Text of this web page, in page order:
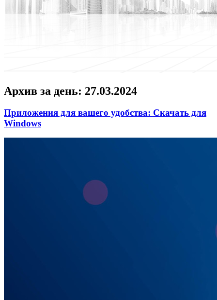
Архив за день: 27.03.2024
Приложения для вашего удобства: Скачать для
Windows